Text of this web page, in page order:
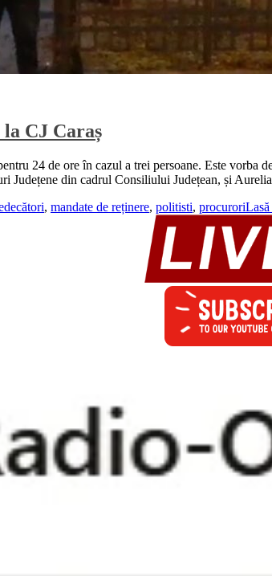
CJ Caraș
24 de ore în cazul a trei persoane. Este
Județene din cadrul Consiliului Județean, și
, mandate de reținere, politisti, procurori